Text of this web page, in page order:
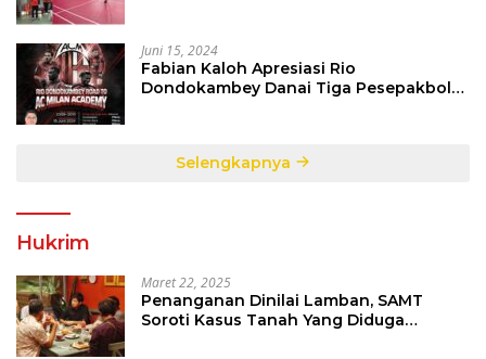
Juni 15, 2024
Fabian Kaloh Apresiasi Rio
Dondokambey Danai Tiga Pesepakbola
Selengkapnya
Hukrim
Maret 22, 2025
Penanganan Dinilai Lamban, SAMT
Soroti Kasus Tanah Yang Diduga